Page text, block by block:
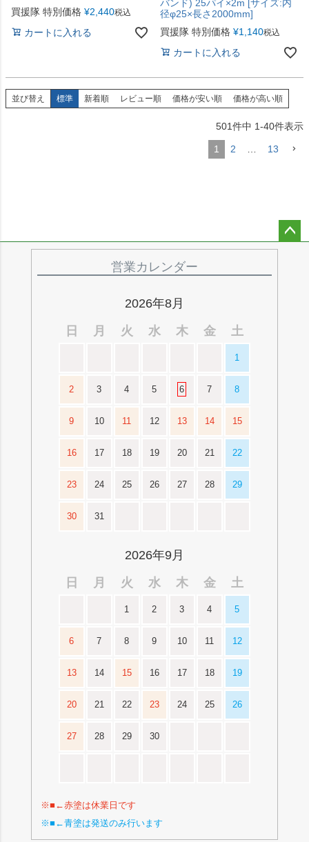
買援隊 特別価格 ¥2,440税込
カートに入れる
バンド) 25パイ×2m [サイズ:内
径φ25×長さ2000mm]
買援隊 特別価格 ¥1,140税込
カートに入れる
並び替え 標準 新着順 レビュー順 価格が安い順 価格が高い順
501件中 1-40件表示
1 2 13
営業カレンダー
2026年8月
日
月 火 水 木 金 土
1
2 3 4 5 6 7 8
9 10 11 12 13 14 15
16 17 18 19 20 21 22
23 24 25 26 27 28 29
30 31
2026年9月
日
月 火 水 木 金 土
1 2 3 4 5
6 7 8 9 10 11 12
13 14 15 16 17 18 19
20 21 22 23 24 25 26
27 28 29 30
※■←赤塗は休業日です
※■←青塗は発送のみ行います